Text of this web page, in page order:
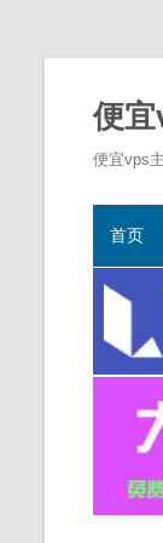
便
便宜vps
首页